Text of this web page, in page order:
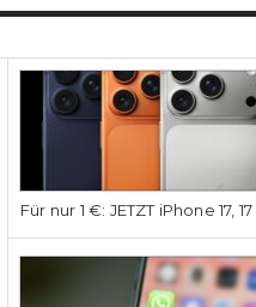
Für nur 1 €: JETZT iPhone 17,